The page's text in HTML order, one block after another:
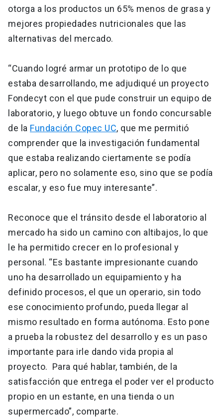
otorga a los productos un 65% menos de grasa y
mejores propiedades nutricionales que las
alternativas del mercado.
“Cuando logré armar un prototipo de lo que
estaba desarrollando, me adjudiqué un proyecto
Fondecyt con el que pude construir un equipo de
laboratorio, y luego obtuve un fondo concursable
de la Fundación Copec UC, que me permitió
comprender que la investigación fundamental
que estaba realizando ciertamente se podía
aplicar, pero no solamente eso, sino que se podía
escalar, y eso fue muy interesante”.
Reconoce que el tránsito desde el laboratorio al
mercado ha sido un camino con altibajos, lo que
le ha permitido crecer en lo profesional y
personal. “Es bastante impresionante cuando
uno ha desarrollado un equipamiento y ha
definido procesos, el que un operario, sin todo
ese conocimiento profundo, pueda llegar al
mismo resultado en forma autónoma. Esto pone
a prueba la robustez del desarrollo y es un paso
importante para irle dando vida propia al
proyecto. Para qué hablar, también, de la
satisfacción que entrega el poder ver el producto
propio en un estante, en una tienda o un
supermercado”, comparte.